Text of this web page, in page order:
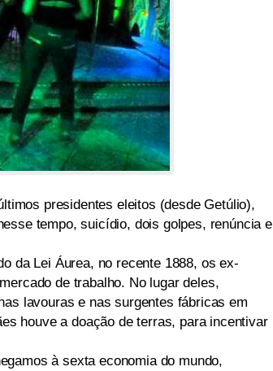
presidentes eleitos (desde Getúlio),
tempo, suicídio, dois golpes, renúncia e
da Lei Áurea, no recente 1888, os ex-
de trabalho. No lugar deles,
lavouras e nas surgentes fábricas em
houve a doação de terras, para incentivar
à sexta economia do mundo,